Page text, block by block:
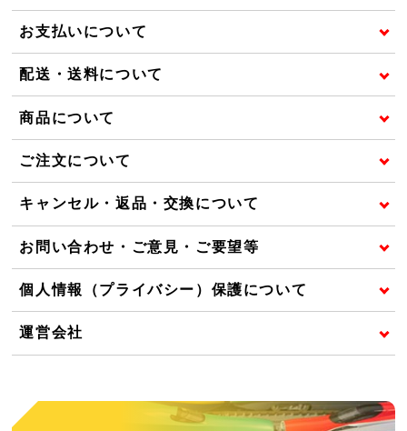
お支払いについて
配送・送料について
商品について
ご注文について
キャンセル・返品・交換について
お問い合わせ・ご意見・ご要望等
個人情報（プライバシー）保護について
運営会社